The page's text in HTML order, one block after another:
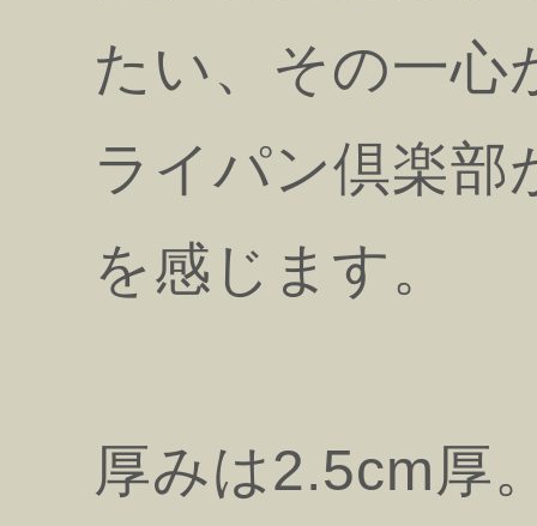
たい、その一心
ライパン倶楽部
を感じます。
厚みは2.5cm厚